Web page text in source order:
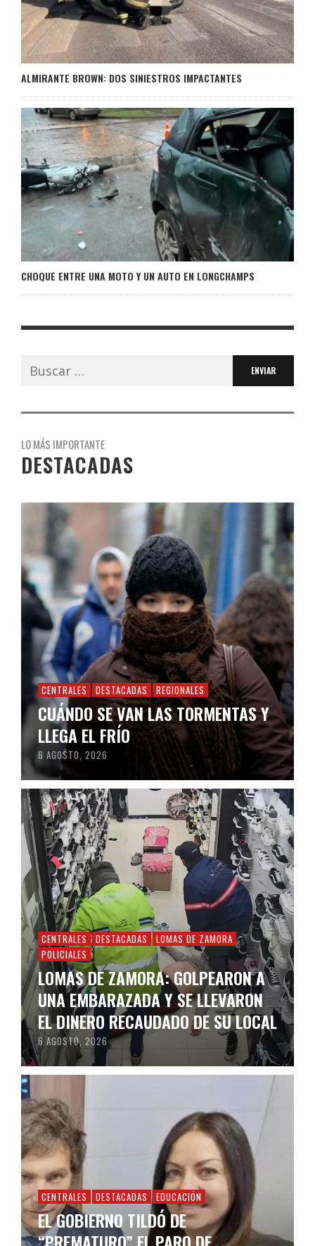
ALMIRANTE BROWN: DOS SINIESTROS IMPACTANTES
CHOQUE ENTRE UNA MOTO Y UN AUTO EN LONGCHAMPS
Buscar:
LO MÁS IMPORTANTE
DESTACADAS
CENTRALES DESTACADAS REGIONALES
CUÁNDO SE VAN LAS TORMENTAS Y
LLEGA EL FRÍO
6 AGOSTO, 2026
CENTRALES DESTACADAS
LOMAS DE ZAMORA
POLICIALES
LOMAS DE ZAMORA: GOLPEARON A
UNA EMBARAZADA Y SE LLEVARON
EL DINERO RECAUDADO DE SU LOCAL
6 AGOSTO, 2026
CENTRALES DESTACADAS EDUCACIÓN
EL GOBIERNO TILDÓ DE